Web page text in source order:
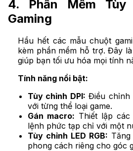
4. Phần Mềm Tùy
Gaming
Hầu hết các mẫu chuột
kèm phần mềm hỗ trợ. Đây
giúp bạn tối ưu hóa mọi tính
Tính năng nổi bật:
Tùy chỉnh DPI: Điều chỉnh
với từng thể loại game.
Gán macro: Thiết lập
lệnh phức tạp chỉ với một
Tùy chỉnh LED RGB:
phong cách riêng cho góc